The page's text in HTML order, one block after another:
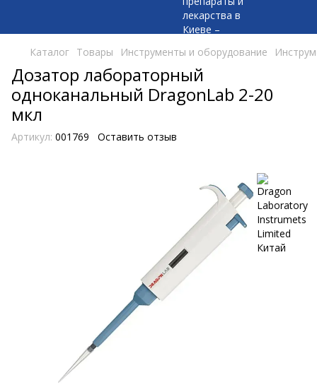
Каталог Товары Инструменты и оборудование
Дозатор лабораторный
одноканальный DragonLab 2-20
мкл
Артикул: 001769 Оставить отзыв